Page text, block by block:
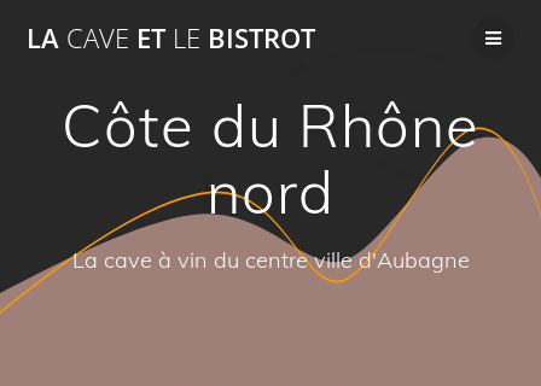
au
LA CAVE ET LE BISTROT
Côte du Rhône
nord
La cave à vin du centre ville d'Aubagne